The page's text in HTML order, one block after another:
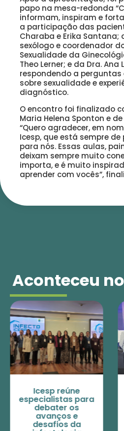
papo na mesa-redonda
informam, inspiram e
a participação das
Charaba e Erika Santana;
sexólogo e coordenador
Sexualidade da
Theo Lerner; e da Dra. Ana
respondendo a
sobre sexualidade e
diagnóstico.
O encontro foi finalizado
Maria Helena Sponton e de
“Quero agradecer, em
Icesp, que está sempre
para nós. Essas aulas,
deixam sempre muito
importa, e é muito
aprender com vocês”,
Aconteceu
Icesp reúne
especialistas para
debater os
avanços e
desafios da